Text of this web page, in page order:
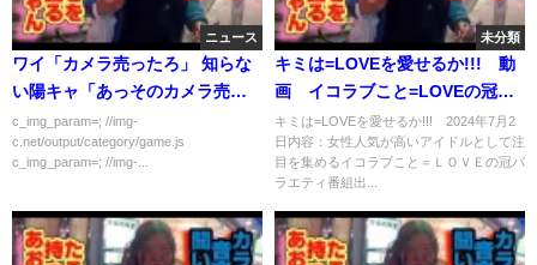
ニュース
ワイ「カメラ売ったろ」 知らな
い陽キャ「あっそのカメラ売る
んスか？」
c_img_param=; //img-
c.net/output/category/game.js
c_img_param=; //img-...
未分類
キミは=LOVEを愛せるか!!! 動
画 イコラブこと=LOVEの冠バ
ラエティ番組 7月2日
キミは=LOVEを愛せるか!!! 2024年7月2
日内容：女性人気が高いアイドルとして注
目を集めるイコラブこと＝ＬＯＶＥの冠バ
ラエティ番組出...